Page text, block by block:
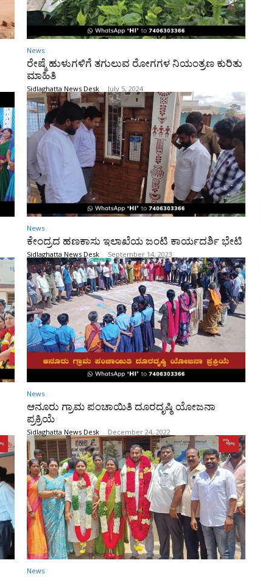
News
ರೇಷ್ಮೆ ಹುಳುಗಳಿಗೆ ತಗುಲುವ ರೋಗಗಳ ನಿಯಂತ್ರಣ ಕುರಿತು
ಮಾಹಿತಿ
Sidlaghatta News Desk - July 5, 2024
News
ಕೇಂದ್ರದ ಹಣಕಾಸು ಇಲಾಖೆಯ ಜಂಟಿ ಕಾರ್ಯದರ್ಶಿ ಭೇಟಿ
Sidlaghatta News Desk - September 14, 2023
News
ಆನೂರು ಗ್ರಾಮ ಪಂಚಾಯಿತಿ ದೂರದೃಷ್ಠಿ ಯೋಜನಾ
ಪ್ರಕ್ರಿಯೆ
Sidlaghatta News Desk - December 24, 2022
News